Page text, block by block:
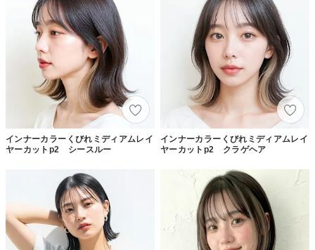
インナーカラーくびれミディアムレイ
ヤーカットp2 シースルー
インナーカラーくびれミディアムレイ
ヤーカットp2 クラゲヘア